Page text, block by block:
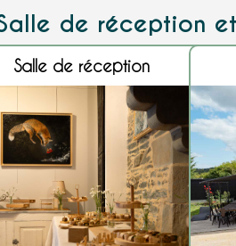
de réception
Salle de réception